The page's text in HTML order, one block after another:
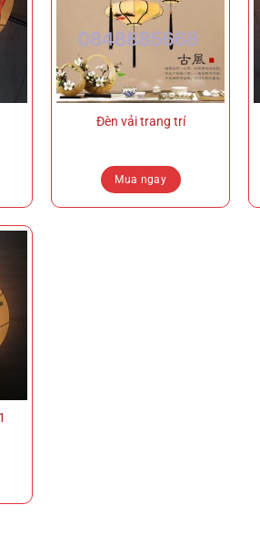
Đèn vải trang trí
Mua ngay